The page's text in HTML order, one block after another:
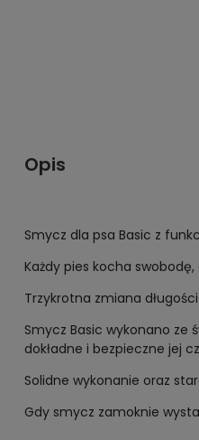
Opis
Smycz dla psa Basic z
Każdy pies kocha
Trzykrotna zmiana
Smycz Basic wykonano ze
dokładne i bezpieczne jej
Solidne wykonanie oraz
Gdy smycz zamoknie